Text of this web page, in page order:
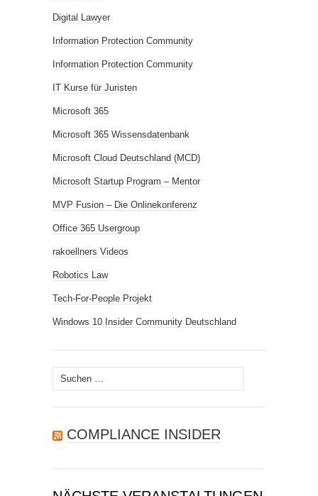
Digital Lawyer
Information Protection Community
Information Protection Community
IT Kurse für Juristen
Microsoft 365
Microsoft 365 Wissensdatenbank
Microsoft Cloud Deutschland (MCD)
Microsoft Startup Program – Mentor
MVP Fusion – Die Onlinekonferenz
Office 365 Usergroup
rakoellners Videos
Robotics Law
Tech-For-People Projekt
Windows 10 Insider Community Deutschland
Suchen
nach:
COMPLIANCE INSIDER